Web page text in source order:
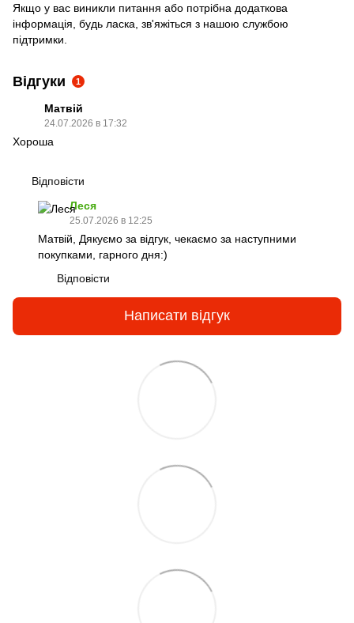
Якщо у вас виникли питання або потрібна додаткова
інформація, будь ласка, зв'яжіться з нашою службою
підтримки.
Відгуки 1
Матвій
24.07.2026 в 17:32
Хороша
Відповісти
Леся
25.07.2026 в 12:25
Матвій, Дякуємо за відгук, чекаємо за наступними
покупками, гарного дня:)
Відповісти
Написати відгук